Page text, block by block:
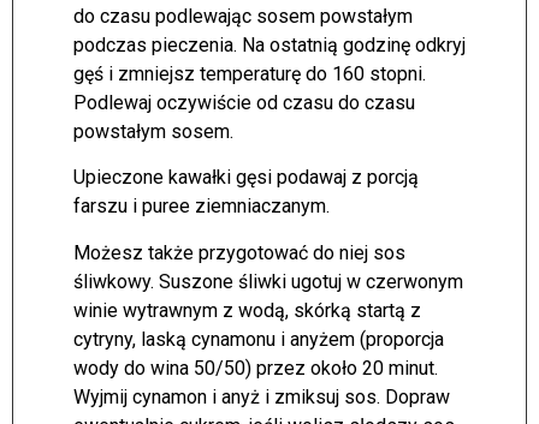
do czasu podlewając sosem powstałym
podczas pieczenia. Na ostatnią godzinę odkryj
gęś i zmniejsz temperaturę do 160 stopni.
Podlewaj oczywiście od czasu do czasu
powstałym sosem.
Upieczone kawałki gęsi podawaj z porcją
farszu i puree ziemniaczanym.
Możesz także przygotować do niej sos
śliwkowy. Suszone śliwki ugotuj w czerwonym
winie wytrawnym z wodą, skórką startą z
cytryny, laską cynamonu i anyżem (proporcja
wody do wina 50/50) przez około 20 minut.
Wyjmij cynamon i anyż i zmiksuj sos. Dopraw